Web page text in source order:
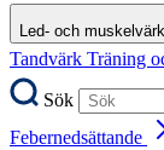
Led- och muskelvärk
Tandvärk Träning
Sök
Febernedsättande